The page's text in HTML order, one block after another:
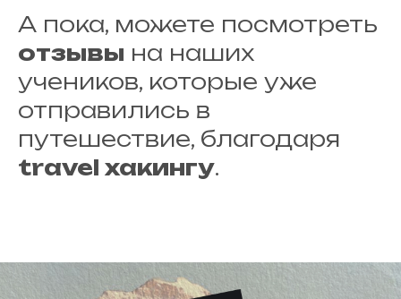
А пока, можете посмотреть
отзывы на наших
учеников, которые уже
отправились в
путешествие, благодаря
travel хакингу.